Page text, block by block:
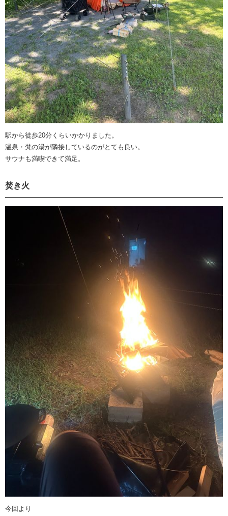
駅から徒歩20分くらいかかりました。
温泉・梵の湯が隣接しているのがとても良い。
サウナも満喫できて満足。
焚き火
今回より